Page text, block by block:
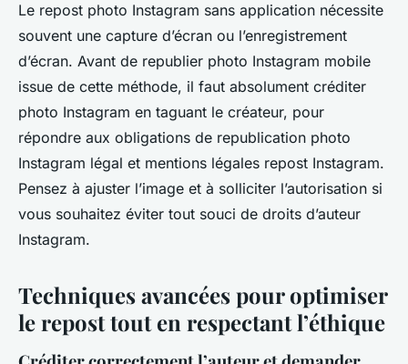
Le repost photo Instagram sans application nécessite
souvent une capture d’écran ou l’enregistrement
d’écran. Avant de republier photo Instagram mobile
issue de cette méthode, il faut absolument créditer
photo Instagram en taguant le créateur, pour
répondre aux obligations de republication photo
Instagram légal et mentions légales repost Instagram.
Pensez à ajuster l’image et à solliciter l’autorisation si
vous souhaitez éviter tout souci de droits d’auteur
Instagram.
Techniques avancées pour optimiser
le repost tout en respectant l’éthique